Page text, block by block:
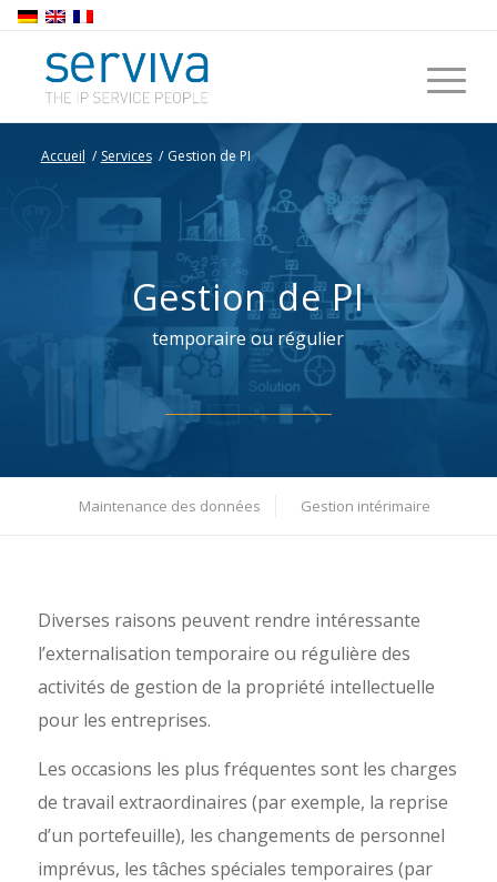
Accueil / Services / Gestion de PI
Gestion de PI
temporaire ou régulier
Maintenance des données Gestion intérimaire
Diverses raisons peuvent rendre intéressante
l’externalisation temporaire ou régulière des
activités de gestion de la propriété intellectuelle
pour les entreprises.
Les occasions les plus fréquentes sont les charges
de travail extraordinaires (par exemple, la reprise
d’un portefeuille), les changements de personnel
imprévus, les tâches spéciales temporaires (par